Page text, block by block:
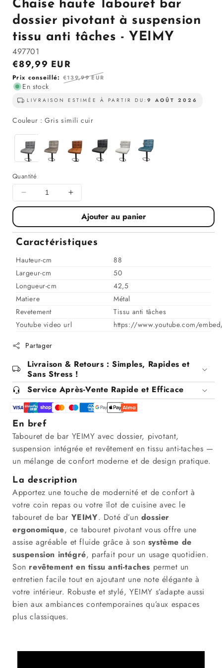
la
modale
Chaise haute Tabouret bar
dossier pivotant à suspension
tissu anti tâches - YEIMY
497701
Prix
en
solde
€89,99 EUR
Prix
régulier
Prix conseillé: €139,99 EUR
En stock
LIVRAISON ESTIMÉE À PARTIR DU: 9 AOÛT 2026
Couleur : Gris simili cuirCouleur
Quantité
Diminuer
la
pour
Chaise
haute
Tabouret
bar
dossier
pivotant
à
suspension
tissu
tâches
YEIMY
Augmenter
la
quantité
pour
Chaise
haute
suspension
tissu
YEIMY
Ajouter au panier
Caractéristiques
Hauteur-cm
88
Largeur-cm
50
Longueur-cm
42,5
Matiere
Métal
Revetement
Tissu anti tâches
Youtube video url
https://www.youtube.com/
Partager
Livraison & Retours : Simples, Rapides et
Sans Stress !
Service Après-Vente Rapide et Efficace
En bref
Tabouret de bar YEIMY avec dossier, pivotant,
suspension intégrée et revêtement en tissu anti-taches —
un mélange de confort moderne et de design pratique.
La description
Apportez une touche de modernité et de confort à
votre coin repas ou votre îlot de cuisine avec le
tabouret de bar YEIMY. Doté d’un dossier
ergonomique, ce tabouret pivotant vous offre une
assise agréable et fluide grâce à son système de
suspension intégré, parfait pour un usage quotidien.
Son revêtement en tissu anti-taches permet un
entretien facile tout en ajoutant une note élégante à
votre intérieur. Robuste et stylé, YEIMY s’adapte aussi
bien aux ambiances contemporaines qu’aux espaces
plus classiques.